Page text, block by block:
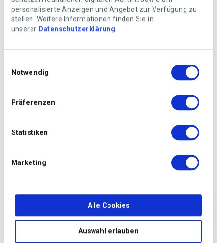
personalisierte Anzeigen und Angebot zur Verfügung zu
stellen. Weitere Informationen finden Sie in
unserer Datenschutzerklärung
Notwendig
Präferenzen
Statistiken
Marketing
Alle Cookies
Auswahl erlauben
efficace que ceux du commerce.
Evitez le plastique dans la salle de bain
Utilisez un savon au lieu d’un gel douche et des
mouchoirs dans un emballage en carton et non dans
Nettoyer sans plastique